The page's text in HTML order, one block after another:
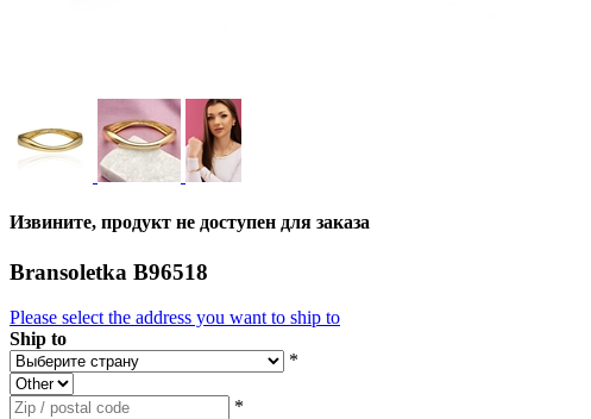
Извините, продукт не доступен для заказа
Bransoletka B96518
Please select the address you want to ship to
Ship to
*
*